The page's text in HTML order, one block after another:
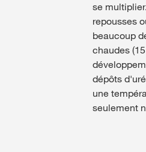
se
repousses
beaucoup
chaudes
dépôts
une
seulement